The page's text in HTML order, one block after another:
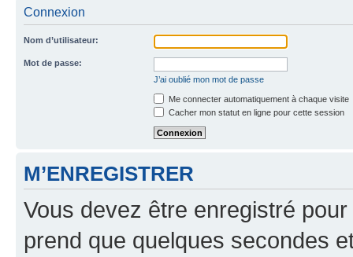
Connexion
Nom d’utilisateur:
Mot de passe:
J’ai oublié mon mot de passe
Me connecter automatiquement à chaque visite
Cacher mon statut en ligne pour cette session
M’ENREGISTRER
Vous devez être enregistré
prend que quelques secondes